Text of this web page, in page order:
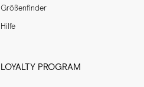
Größenfinder
Hilfe
LOYALTY PROGRAM